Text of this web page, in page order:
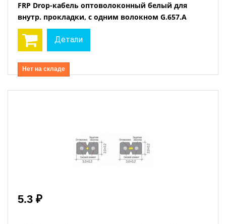
FRP Drop-кабель оптоволоконный белый для
внутр. прокладки, с одним волокном G.657.A
Детали
Нет на складе
5.3 ₽